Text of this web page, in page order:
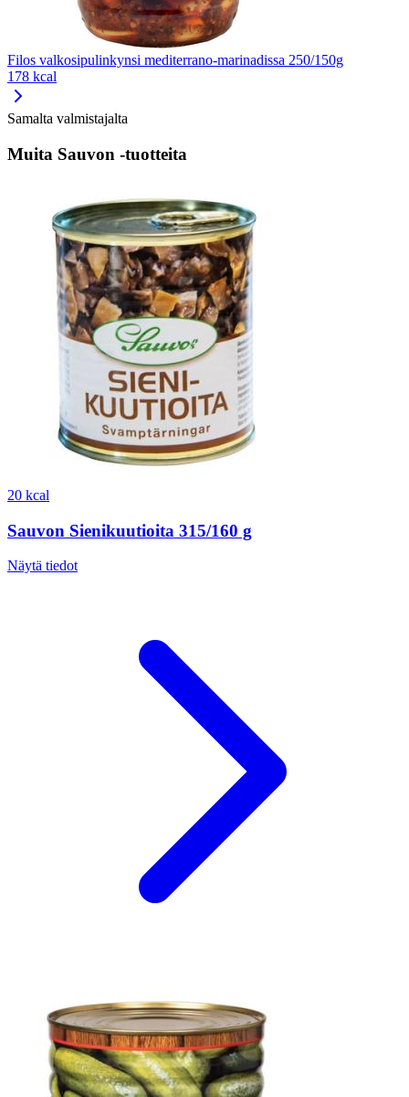
Filos valkosipulinkynsi mediterrano-marinadissa 250/150g
178 kcal
Samalta valmistajalta
Muita Sauvon -tuotteita
20 kcal
Sauvon Sienikuutioita 315/160 g
Näytä tiedot